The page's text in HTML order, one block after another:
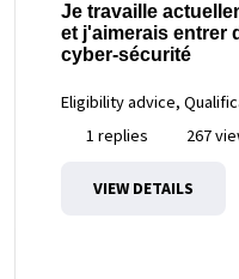
Je travaille
et j'aimerais entrer
cyber-sécurité
Eligibility advice,
1 replies
267
VIEW DETAILS